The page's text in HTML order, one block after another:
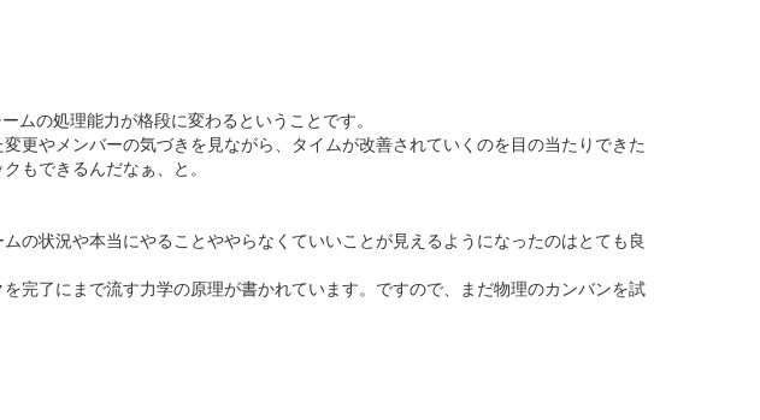
の処理能力が格段に変わるということです。
更やメンバーの気づきを見ながら、タイムが改善されていくのを目の当たりできた
もできるんだなぁ、と。
の状況や本当にやることややらなくていいことが見えるようになったのはとても良
完了にまで流す力学の原理が書かれています。ですので、まだ物理のカンバンを試